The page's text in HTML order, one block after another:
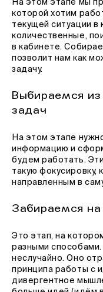
На этом этапе мы
которой хотим
текущей ситуации в
количественные,
в кабинете.
позволит нам как
задачу.
Выбираемся
задач
На этом этапе
информацию и
будем работать.
такую фокусировку,
направленным в
Забираемся
Это этап, на
разными способами.
неслучайно. Оно
принципа работы с
дивергентное